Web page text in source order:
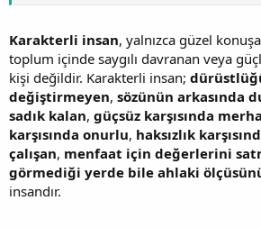
Karakterli insan, yalnızca güzel
toplum içinde saygılı davranan veya
kişi değildir. Karakterli insan;
değiştirmeyen, sözünün arkasında
sadık kalan, güçsüz karşısında
karşısında onurlu, haksızlık
çalışan, menfaat için değerlerini
görmediği yerde bile ahlaki
insandır.